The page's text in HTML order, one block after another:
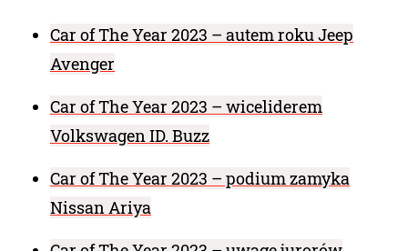
Car of The Year 2023 – autem roku Jeep
Avenger
Car of The Year 2023 – wiceliderem
Volkswagen ID. Buzz
Car of The Year 2023 – podium zamyka
Nissan Ariya